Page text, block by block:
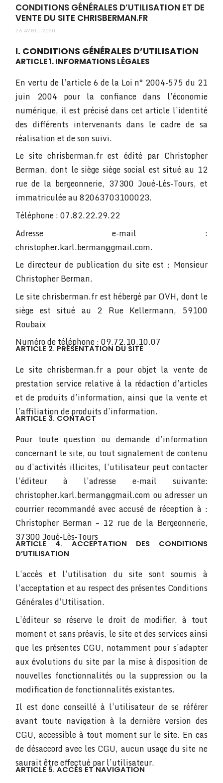
CONDITIONS GÉNÉRALES D’UTILISATION ET DE
VENTE DU SITE CHRISBERMAN.FR
26 AVRIL 2020
I. CONDITIONS GÉNÉRALES D’UTILISATION
ARTICLE 1. INFORMATIONS LÉGALES
En vertu de l’article 6 de la Loi n° 2004-575 du 21
juin 2004 pour la confiance dans l’économie
numérique, il est précisé dans cet article l’identité
des différents intervenants dans le cadre de sa
réalisation et de son suivi.
Le site chrisberman.fr est édité par Christopher
Berman, dont le siège siège social est situé au 12
rue de la bergeonnerie, 37300 Joué-Lès-Tours, et
immatriculée au 82063703100023.
Téléphone : 07.82.22.29.22
Adresse e-mail :
christopher.karl.berman@gmail.com.
Le directeur de publication du site est : Monsieur
Christopher Berman.
Le site chrisberman.fr est hébergé par OVH, dont le
siège est situé au 2 Rue Kellermann, 59100
Roubaix
Numéro de téléphone : 09.72.10.10.07
ARTICLE 2. PRÉSENTATION DU SITE
Le site chrisberman.fr a pour objet la vente de
prestation service relative à la rédaction d’articles
et de produits d’information, ainsi que la vente et
l’affiliation de produits d’information.
ARTICLE 3. CONTACT
Pour toute question ou demande d’information
concernant le site, ou tout signalement de contenu
ou d’activités illicites, l’utilisateur peut contacter
l’éditeur à l’adresse e-mail suivante:
christopher.karl.berman@gmail.com ou adresser un
courrier recommandé avec accusé de réception à :
Christopher Berman – 12 rue de la Bergeonnerie,
37300 Joué-Lès-Tours
ARTICLE 4. ACCEPTATION DES CONDITIONS
D’UTILISATION
L’accès et l’utilisation du site sont soumis à
l’acceptation et au respect des présentes Conditions
Générales d’Utilisation.
L’éditeur se réserve le droit de modifier, à tout
moment et sans préavis, le site et des services ainsi
que les présentes CGU, notamment pour s’adapter
aux évolutions du site par la mise à disposition de
nouvelles fonctionnalités ou la suppression ou la
modification de fonctionnalités existantes.
Il est donc conseillé à l’utilisateur de se référer
avant toute navigation à la dernière version des
CGU, accessible à tout moment sur le site. En cas
de désaccord avec les CGU, aucun usage du site ne
saurait être effectué par l’utilisateur.
ARTICLE 5. ACCÈS ET NAVIGATION